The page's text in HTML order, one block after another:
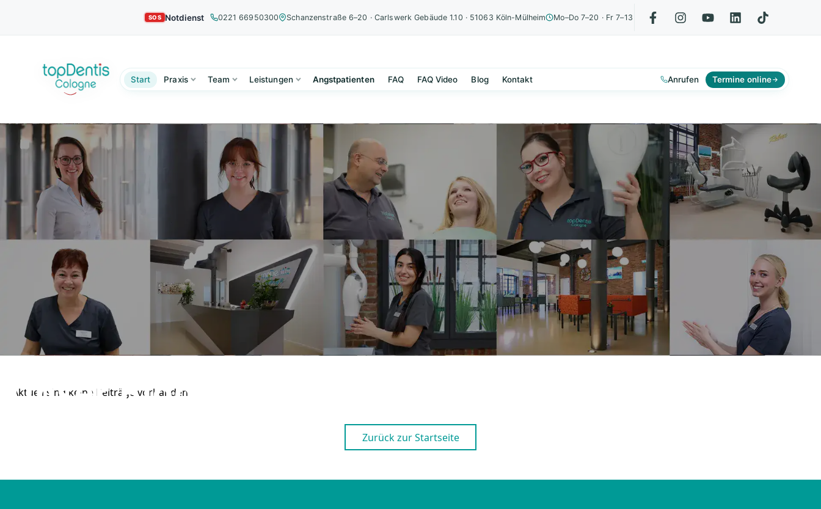
Notdienst 0221 66950300 Schanzenstraße 6–20 · Carlswerk Gebäude 1.10 · 51063 Köln-Mülheim Mo–Do 7–20 · Fr 7–13
Start Praxis Team Leistungen Angstpatienten FAQ FAQ Video Blog Kontakt Anrufen Termine online
Unser Blog
Aktuell sind keine Beiträge vorhanden.
Zurück zur Startseite